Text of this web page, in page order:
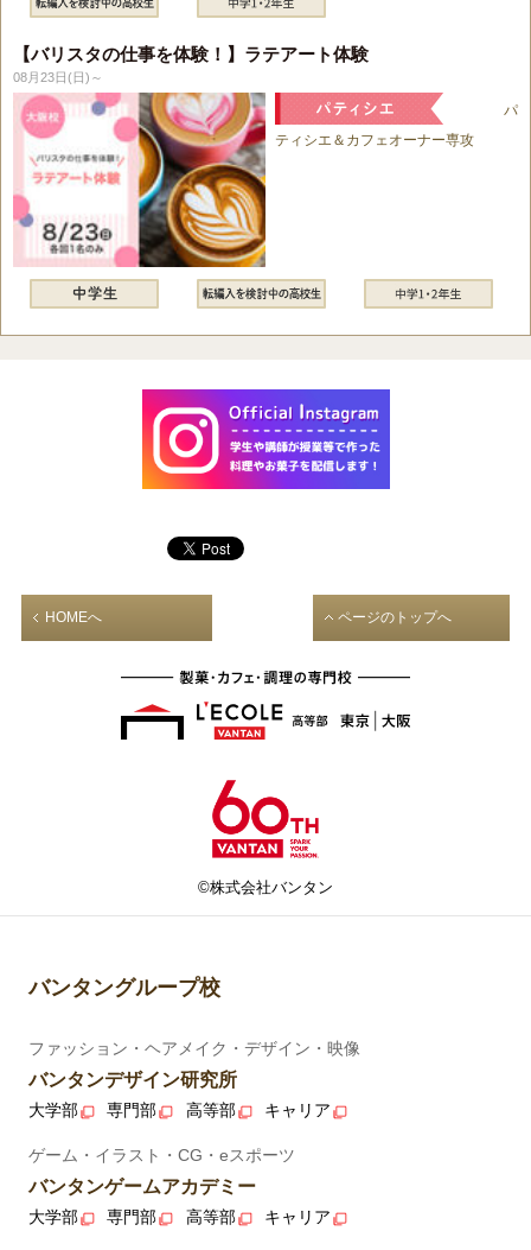
【バリスタの仕事を体験！】ラテアート体験
08月23日(日)～
パ
ティシエ＆カフェオーナー専攻
HOMEへ ページのトップへ
©株式会社バンタン
バンタングループ校
ファッション・ヘアメイク・デザイン・映像
バンタンデザイン研究所
大学部 専門部 高等部 キャリア
ゲーム・イラスト・CG・eスポーツ
バンタンゲームアカデミー
大学部 専門部 高等部 キャリア